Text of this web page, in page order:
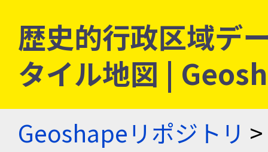
歴史的行政区域デ
タイル地図 |
Geoshapeリポジトリ >